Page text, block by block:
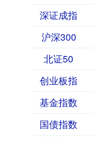
深证成指
沪深300
北证50
创业板指
基金指数
国债指数